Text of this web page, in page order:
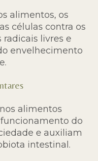
alimentos, os
células contra os
radicais livres e
envelhecimento
alimentos
do
e auxiliam
intestinal.